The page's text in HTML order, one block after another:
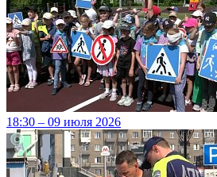
18:30 – 09 июля 2026